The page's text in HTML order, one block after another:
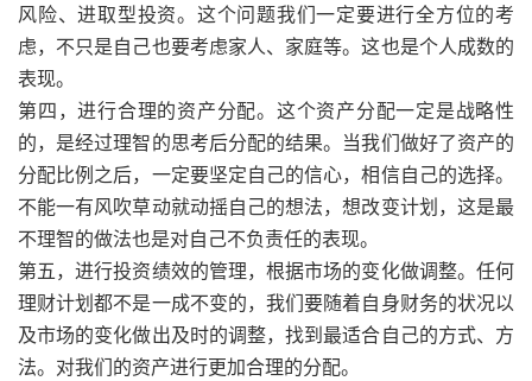
风险、进取型投资。这个问题我们一定要进行全方位的考
虑，不只是自己也要考虑家人、家庭等。这也是个人成数的
表现。
第四，进行合理的资产分配。这个资产分配一定是战略性
的，是经过理智的思考后分配的结果。当我们做好了资产的
分配比例之后，一定要坚定自己的信心，相信自己的选择。
不能一有风吹草动就动摇自己的想法，想改变计划，这是最
不理智的做法也是对自己不负责任的表现。
第五，进行投资绩效的管理，根据市场的变化做调整。任何
理财计划都不是一成不变的，我们要随着自身财务的状况以
及市场的变化做出及时的调整，找到最适合自己的方式、方
法。对我们的资产进行更加合理的分配。